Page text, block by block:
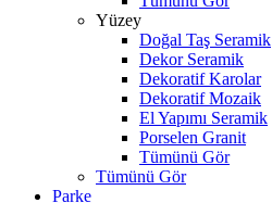
Yüzey
Doğal Taş Seramik
Dekor Seramik
Dekoratif Karolar
Dekoratif Mozaik
El Yapımı Seramik
Porselen Granit
Tümünü Gör
Tümünü Gör
Parke